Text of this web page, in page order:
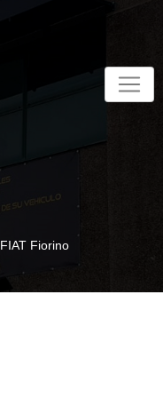
FIAT Fiorino